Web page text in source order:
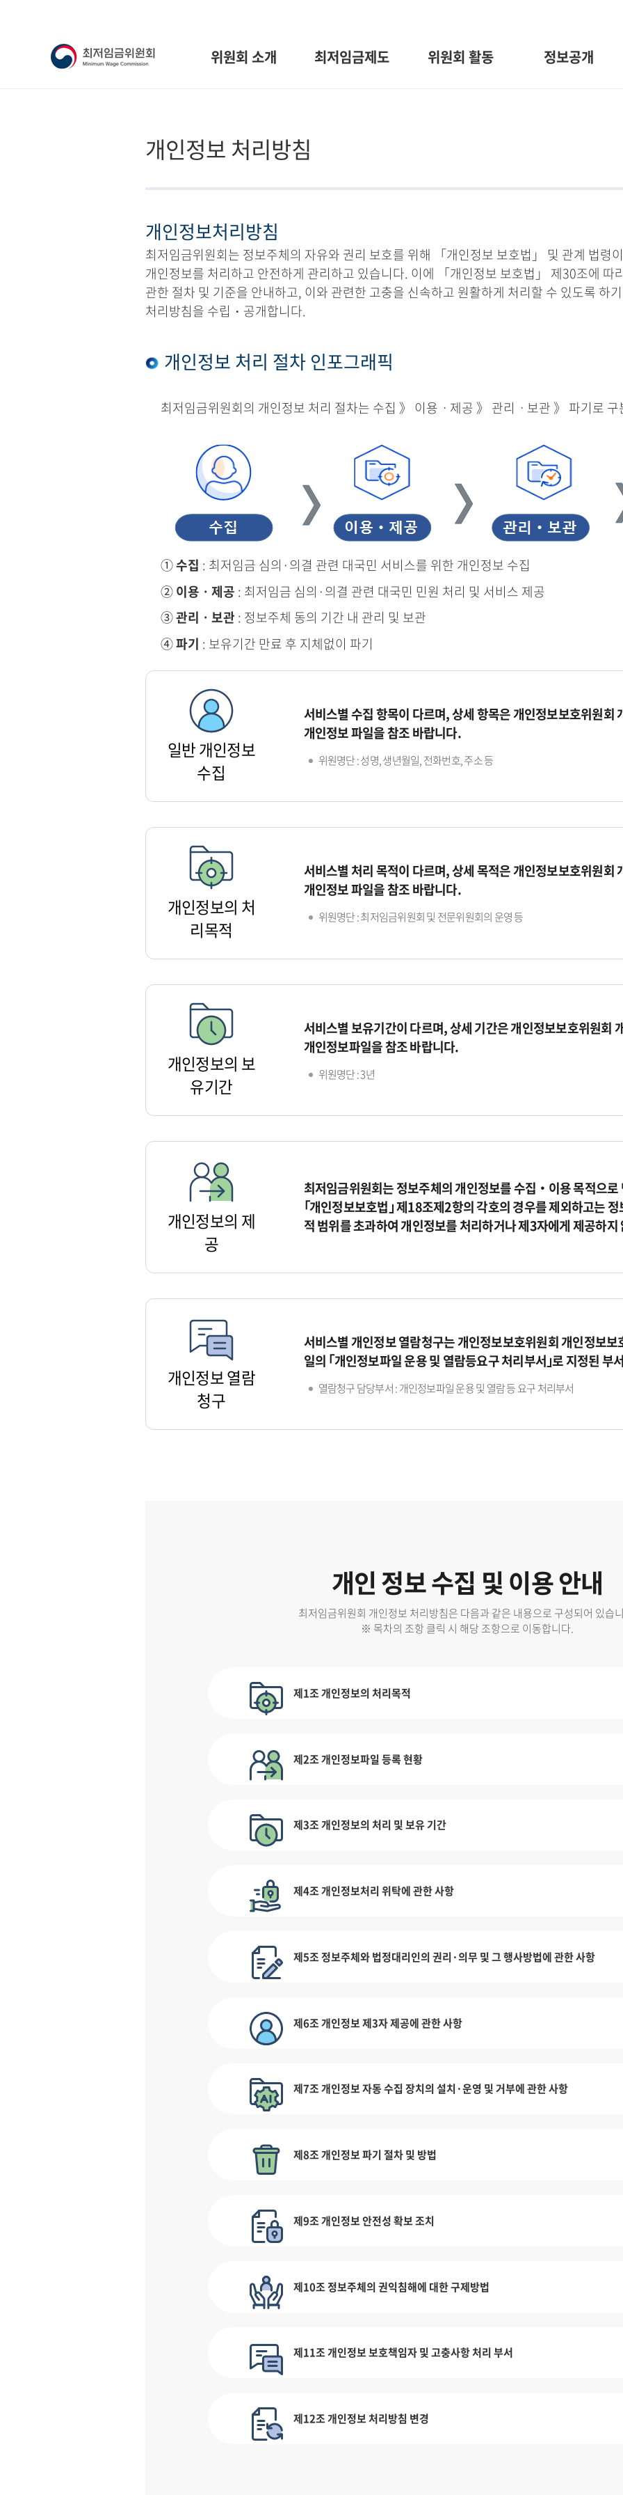
위원회 소개 최저임금제도 위원회 활동 정보공개
개인정보 처리방침
개인정보처리방침
최저임금위원회는 정보주체의 자유와 권리 보호를 위해 「개인정보 보호법」 및 관계 법령
개인정보를 처리하고 안전하게 관리하고 있습니다. 이에 「개인정보 보호법」 제30조에 따
관한 절차 및 기준을 안내하고, 이와 관련한 고충을 신속하고 원활하게 처리할 수 있도록 하
처리방침을 수립・공개합니다.
개인정보 처리 절차 인포그래픽
최저임금위원회의 개인정보 처리 절차는 수집 》 이용ㆍ제공 》 관리ㆍ보관 》 파기로
①수집 : 최저임금 심의·의결 관련 대국민 서비스를 위한 개인정보 수집
② 이용ㆍ제공 : 최저임금 심의·의결 관련 대국민 민원 처리 및 서비스 제공
③관리ㆍ보관 : 정보주체 동의 기간 내 관리 및 보관
④파기 : 보유기간 만료 후 지체없이 파기
일반 개인정보
수집
서비스별 수집 항목이 다르며, 상세 항목은 개인정보보호위원회
개인정보 파일을 참조 바랍니다.
위원명단 : 성명, 생년월일, 전화번호, 주소 등
개인정보의 처
리목적
서비스별 처리 목적이 다르며, 상세 목적은 개인정보보호위원회
개인정보 파일을 참조 바랍니다.
위원명단 : 최저임금위원회 및 전문위원회의 운영 등
개인정보의 보
유기간
서비스별 보유기간이 다르며, 상세 기간은 개인정보보호위원회
개인정보파일을 참조 바랍니다.
위원명단 : 3년
개인정보의 제
공
최저임금위원회는 정보주체의 개인정보를 수집‧이용 목적으로
｢개인정보보호법｣ 제18조제2항의 각호의 경우를 제외하고는
적 범위를 초과하여 개인정보를 처리하거나 제3자에게 제공하지
개인정보 열람
청구
서비스별 개인정보 열람청구는 개인정보보호위원회 개인정보
일의 ｢개인정보파일 운용 및 열람등요구 처리부서｣로 지정된 부
열람청구 담당부서 : 개인정보파일 운용 및 열람 등 요구 처리부서
개인 정보 수집 및 이용 안내
최저임금위원회 개인정보 처리방침은 다음과 같은 내용으로 구성되어 있습
※ 목차의 조항 클릭 시 해당 조항으로 이동합니다.
제1조 개인정보의 처리목적
제2조 개인정보파일 등록 현황
제3조 개인정보의 처리 및 보유 기간
제4조 개인정보처리 위탁에 관한 사항
제5조 정보주체와 법정대리인의 권리·의무 및 그 행사방법에 관한 사항
제6조 개인정보 제3자 제공에 관한 사항
제7조 개인정보 자동 수집 장치의 설치·운영 및 거부에 관한 사항
제8조 개인정보 파기 절차 및 방법
제9조 개인정보 안전성 확보 조치
제10조 정보주체의 권익침해에 대한 구제방법
제11조 개인정보 보호책임자 및 고충사항 처리 부서
제12조 개인정보 처리방침 변경